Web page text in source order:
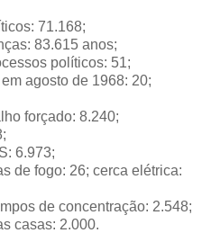
71.168;
83.615 anos;
políticos: 51;
agosto de 1968: 20;
forçado: 8.240;
6.973;
de fogo: 26; cerca elétrica:
de concentração: 2.548;
casas: 2.000.